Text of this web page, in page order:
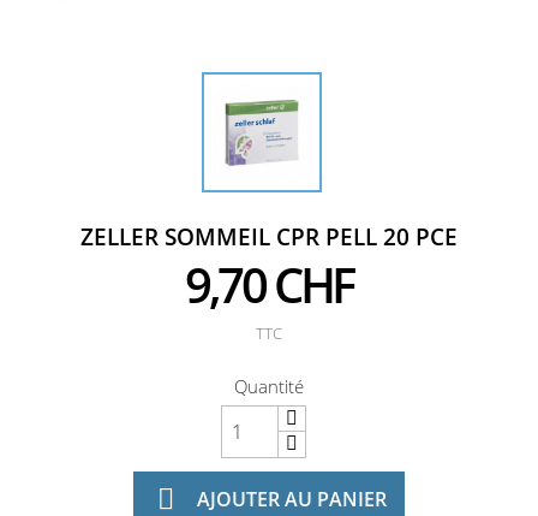
ZELLER SOMMEIL CPR PELL 20 PCE
9,70 CHF
TTC
Quantité
 AJOUTER AU PANIER